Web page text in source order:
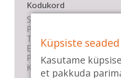
Kodukord
Stuudio sisekord
Privaatsustingimused
Tasemete kirjeldused
E-poe tingimused
Parkimise info
KKK
Küpsiste seaded
Kasutame
et pakkuda